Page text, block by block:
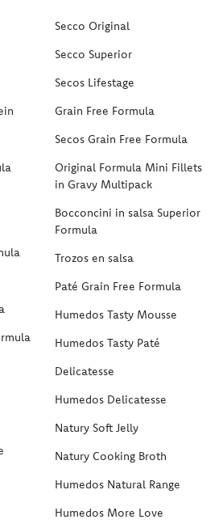
Secco Original
Secco Superior
Secos Lifestage
Grain Free Formula
Secos Grain Free Formula
Original Formula Mini Fillets
in Gravy Multipack
Bocconcini in salsa Superior
Formula
Trozos en salsa
Paté Grain Free Formula
Humedos Tasty Mousse
Humedos Tasty Paté
Delicatesse
Humedos Delicatesse
Natury Soft Jelly
Natury Cooking Broth
Humedos Natural Range
Humedos More Love